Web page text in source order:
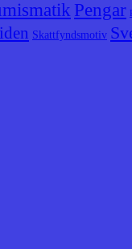
Pengar
Skattfyndsmotiv